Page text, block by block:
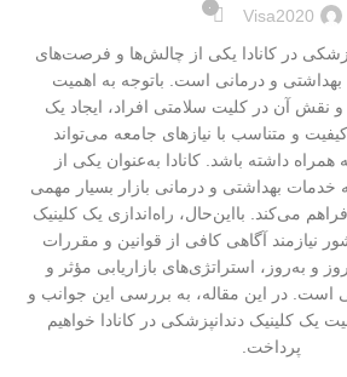
Visa2020 ۰
در کانادا یکی از چالش‌ها و فرصت‌های
و درمانی است. باتوجه‌ به اهمیت
نقش آن در کلیت سلامتی افراد، ایجاد یک
و متناسب با نیازهای جامعه می‌تواند
داشته باشد. کانادا به‌عنوان یکی از
خدمات بهداشتی و درمانی بازار بسیار مهمی
می‌کند. بااین‌حال، راه‌اندازی یک کلینیک
نیازمند آگاهی کافی از قوانین و مقررات
و به‌روز، استراتژی‌های بازاریابی مؤثر و
است. در این مقاله، به بررسی این جوانب و
یک کلینیک دندانپزشکی در کانادا خواهیم
پرداخت.